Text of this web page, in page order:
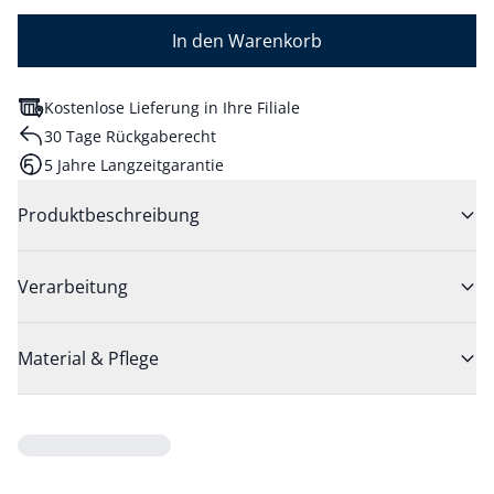
In den Warenkorb
Kostenlose Lieferung in Ihre Filiale
30 Tage Rückgaberecht
5 Jahre Langzeitgarantie
Produktbeschreibung
Verarbeitung
Material & Pflege